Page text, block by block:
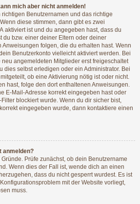
mich aber nicht anmelden!
Benutzernamen und das richtige
diese stimmen, dann gibt es zwei
aktiviert ist und du angegeben hast, dass du
du bzw. einer deiner Eltern oder deiner
folgen, die du erhalten hast. Wenn
Benutzerkonto vielleicht aktiviert werden. Bei
angemeldeten Mitglieder erst freigeschaltet
dies selbst erledigen oder ein Administrator. Bei
ob eine Aktivierung nötig ist oder nicht.
hast, folge den dort enthaltenen Anweisungen.
E-Mail-Adresse korrekt eingegeben hast oder
blockiert wurde. Wenn du dir sicher bist,
eingegeben wurde, dann kontaktiere einen
anmelden?
Prüfe zunächst, ob dein Benutzername
Wenn dies der Fall ist, wende dich an einen
dass du nicht gesperrt wurdest. Es ist
mit der Website vorliegt,
muss.